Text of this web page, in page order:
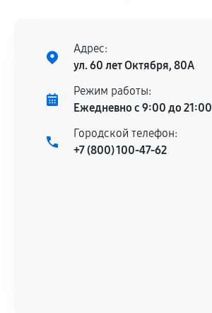
Адрес:
ул. 60 лет Октября, 80А
Режим работы:
Ежедневно с 9:00 до 21:00
Городской телефон:
+7 (800) 100-47-62